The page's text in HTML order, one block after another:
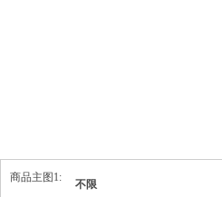
商品主图1:
不限